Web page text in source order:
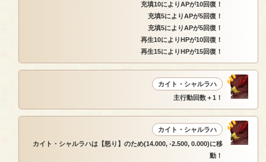
充填10によりAPが10回復！
充填5によりAPが5回復！
充填5によりAPが5回復！
再生10によりHPが10回復！
再生15によりHPが15回復！
カイト・シャルラハ
主行動回数＋1！
カイト・シャルラハ
カイト・シャルラハは【怒り】のため(14.000, -2.500, 0.000)に移
動！